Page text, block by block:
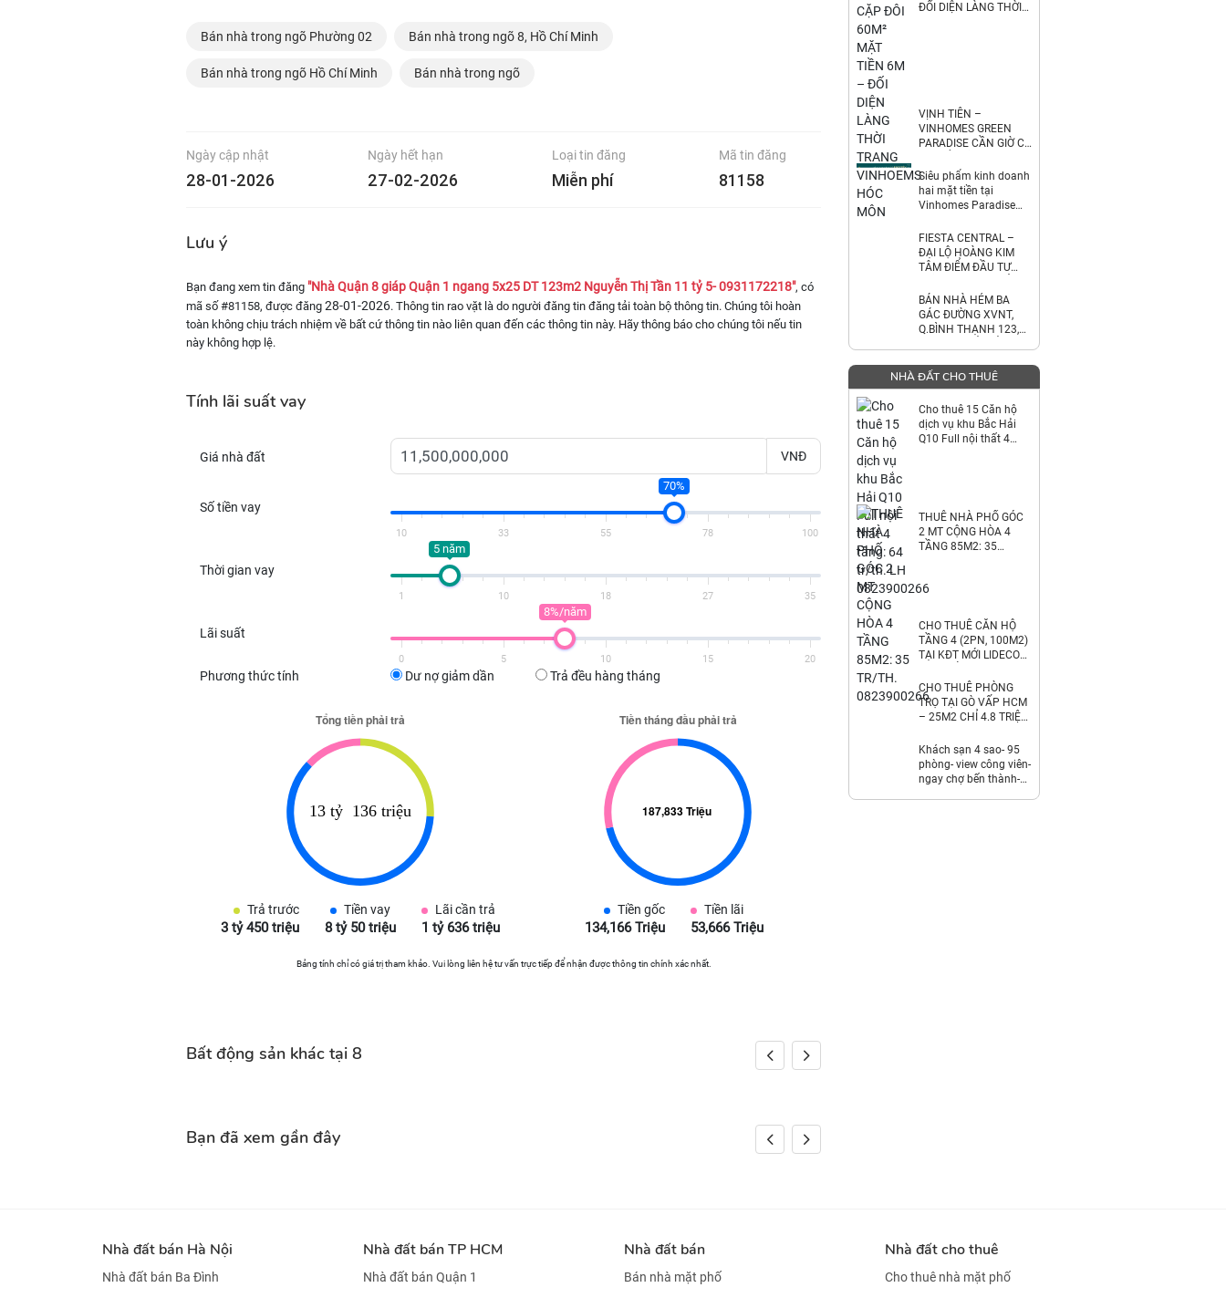
Bán nhà trong ngõ Phường 02 Bán nhà trong ngõ 8, Hồ Chí Minh
Bán nhà trong ngõ Hồ Chí Minh Bán nhà trong ngõ
Ngày cập nhật
28-01-2026
Ngày hết hạn
27-02-2026
Loại tin đăng
Miễn phí
Mã tin đăng
81158
Lưu ý
Bạn đang xem tin đăng "Nhà Quận 8 giáp Quận 1 ngang 5x25 DT 123m2 Nguyễn Thị Tần 11 tỷ 5- 0931172218", có
mã số #81158, được đăng 28-01-2026. Thông tin rao vặt là do người đăng tin đăng tải toàn bộ thông tin. Chúng tôi hoàn
toàn không chịu trách nhiệm về bất cứ thông tin nào liên quan đến các thông tin này. Hãy thông báo cho chúng tôi nếu tin
này không hợp lệ.
Tính lãi suất vay
Giá nhà đất VNĐ
Số tiền vay
70%
10 33 55 78 100
Thời gian vay
5 năm
1 10 18 27 35
Lãi suất
8%/năm
0 5 10 15 20
Phương thức tính Dư nợ giảm dần Trả đều hàng tháng
Trả trước
3 tỷ 450 triệu
Tiền vay
8 tỷ 50 triệu
Lãi cần trả
1 tỷ 636 triệu
Tiền gốc
134,166 Triệu
Tiền lãi
53,666 Triệu
Bảng tính chỉ có giá trị tham khảo. Vui lòng liên hệ tư vấn trực tiếp để nhận được thông tin chính xác nhất.
Bất động sản khác tại 8
Bạn đã xem gần đây
ĐỐI DIỆN LÀNG THỜI
VỊNH TIÊN –
VINHOMES GREEN
PARADISE CẦN GIỜ CƠ
NGHỈ DƯỠNG & ĐẦU
TƯ TẠI PHÂN KHU
Siêu phẩm kinh doanh
hai mặt tiền tại
Vinhomes Paradise
FIESTA CENTRAL –
ĐẠI LỘ HOÀNG KIM
TÂM ĐIỂM ĐẦU TƯ
BÌNH DƯƠNG
BÁN NHÀ HẺM BA
GÁC ĐƯỜNG XVNT,
Q.BÌNH THẠNH 123,5
NHÀ ĐẤT CHO THUÊ
Cho thuê 15 Căn hộ
dịch vụ khu Bắc Hải
Q10 Full nội thất 4
THUÊ NHÀ PHỐ GÓC
2 MT CỘNG HÒA 4
TẦNG 85M2: 35
CHO THUÊ CĂN HỘ
TẦNG 4 (2PN, 100M2)
TẠI KĐT MỚI LIDECO
6.8TR/TH.
LH:0971928881
CHO THUÊ PHÒNG
TRỌ TẠI GÒ VẤP HCM
– 25M2 CHỈ 4.8 TRIỆU
LH:0359203979.
Khách sạn 4 sao- 95
phòng- view công viên-
ngay chợ bến thành-
Nhà đất bán Hà Nội
Nhà đất bán Ba Đình
Nhà đất bán TP HCM
Nhà đất bán Quận 1
Nhà đất bán
Bán nhà mặt phố
Nhà đất cho thuê
Cho thuê nhà mặt phố